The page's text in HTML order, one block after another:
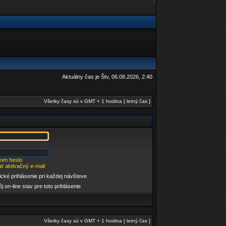
Aktuálny čas je Štv, 06.08.2026, 2:40
Všetky časy sú v GMT + 1 hodina [ letný čas ]
heslo
aktivačný e-mail
prihlásenie pri každej návšteve
on-line stav pre toto prihlásenie
Všetky časy sú v GMT + 1 hodina [ letný čas ]